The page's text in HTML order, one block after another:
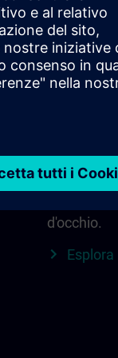
SITRAIN
tua
d'occhio.